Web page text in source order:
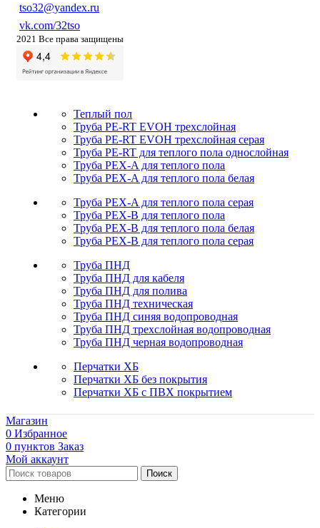
tso32@yandex.ru
vk.com/32tso
2021 Все права защищены
Теплый пол
Труба PE-RT EVOH трехслойная
Труба PE-RT EVOH трехслойная серая
Труба PE-RT для теплого пола однослойная
Труба PEX-A для теплого пола
Труба PEX-A для теплого пола белая
Труба PEX-A для теплого пола серая
Труба PEX-B для теплого пола
Труба PEX-B для теплого пола белая
Труба PEX-B для теплого пола серая
Труба ПНД
Труба ПНД для кабеля
Труба ПНД для полива
Труба ПНД техническая
Труба ПНД синяя водопроводная
Труба ПНД трехслойная водопроводная
Труба ПНД черная водопроводная
Перчатки ХБ
Перчатки ХБ без покрытия
Перчатки ХБ с ПВХ покрытием
Магазин
0 Избранное
0 пунктов Заказ
Мой аккаунт
Поиск
Меню
Категории